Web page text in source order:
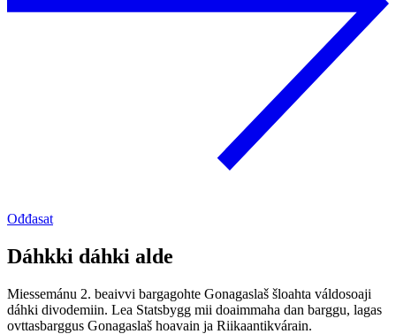
Ođđasat
Dáhkki dáhki alde
Miessemánu 2. beaivvi bargagohte Gonagaslaš šloahta váldosoaji
dáhki divodemiin. Lea Statsbygg mii doaimmaha dan barggu, lagas
ovttasbarggus Gonagaslaš hoavain ja Riikaantikvárain.